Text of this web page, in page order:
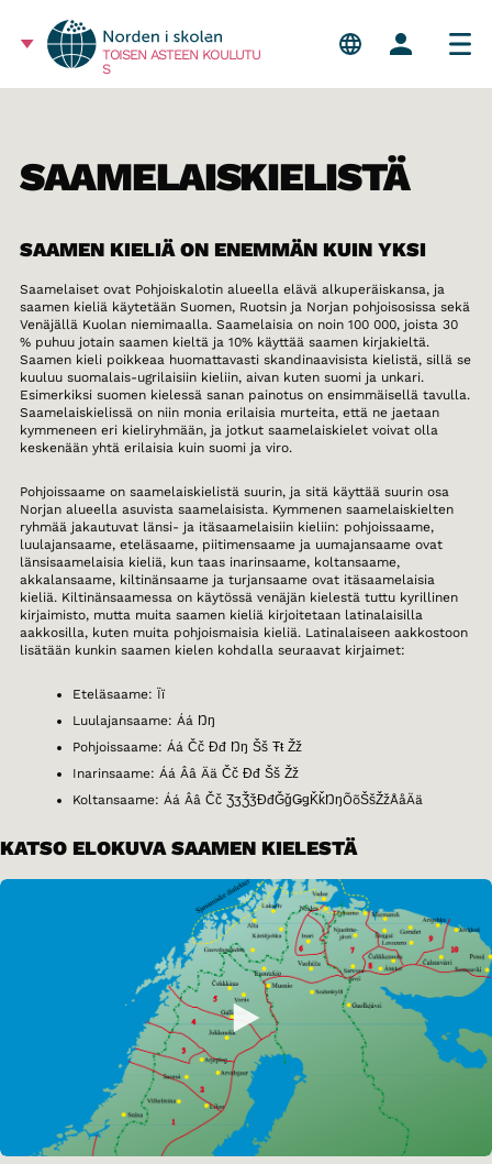
TOISEN ASTEEN KOULUTU
S
SAAMELAISKIELISTÄ
SAAMEN KIELIÄ ON ENEMMÄN KUIN YKSI
Saamelaiset ovat Pohjoiskalotin alueella elävä alkuperäiskansa, ja
saamen kieliä käytetään Suomen, Ruotsin ja Norjan pohjoisosissa sekä
Venäjällä Kuolan niemimaalla. Saamelaisia on noin 100 000, joista 30
% puhuu jotain saamen kieltä ja 10% käyttää saamen kirjakieltä.
Saamen kieli poikkeaa huomattavasti skandinaavisista kielistä, sillä se
kuuluu suomalais-ugrilaisiin kieliin, aivan kuten suomi ja unkari.
Esimerkiksi suomen kielessä sanan painotus on ensimmäisellä tavulla.
Saamelaiskielissä on niin monia erilaisia murteita, että ne jaetaan
kymmeneen eri kieliryhmään, ja jotkut saamelaiskielet voivat olla
keskenään yhtä erilaisia kuin suomi ja viro.
Pohjoissaame on saamelaiskielistä suurin, ja sitä käyttää suurin osa
Norjan alueella asuvista saamelaisista. Kymmenen saamelaiskielten
ryhmää jakautuvat länsi- ja itäsaamelaisiin kieliin: pohjoissaame,
luulajansaame, eteläsaame, piitimensaame ja uumajansaame ovat
länsisaamelaisia kieliä, kun taas inarinsaame, koltansaame,
akkalansaame, kiltinänsaame ja turjansaame ovat itäsaamelaisia
kieliä. Kiltinänsaamessa on käytössä venäjän kielestä tuttu kyrillinen
kirjaimisto, mutta muita saamen kieliä kirjoitetaan latinalaisilla
aakkosilla, kuten muita pohjoismaisia kieliä. Latinalaiseen aakkostoon
lisätään kunkin saamen kielen kohdalla seuraavat kirjaimet:
Eteläsaame: Ïï
Luulajansaame: Áá Ŋŋ
Pohjoissaame: Áá Čč Đđ Ŋŋ Šš Ŧŧ Žž
Inarinsaame: Áá Ââ Ää Čč Đđ Šš Žž
Koltansaame: Áá Ââ Čč ƷʒǮǯĐđǦǧǤǥǨǩŊŋÕõŠšŽžÅåÄä
KATSO ELOKUVA SAAMEN KIELESTÄ